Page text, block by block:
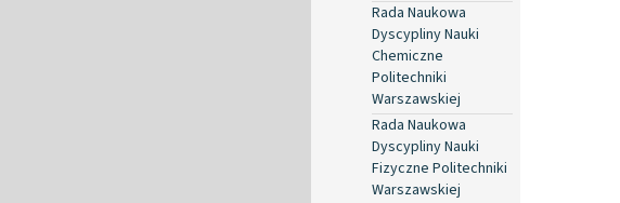
Rada Naukowa
Dyscypliny Nauki
Chemiczne
Politechniki
Warszawskiej
Rada Naukowa
Dyscypliny Nauki
Fizyczne Politechniki
Warszawskiej